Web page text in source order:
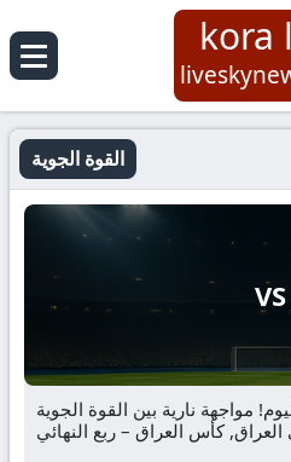
kora
القوة الجوية
VS
مواجهة نارية بين القوة الجوية